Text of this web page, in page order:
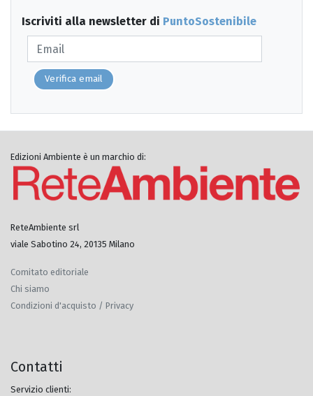
Iscriviti alla newsletter di PuntoSostenibile
Verifica email
Edizioni Ambiente è un marchio di:
ReteAmbiente srl
viale Sabotino 24, 20135 Milano
Comitato editoriale
Chi siamo
Condizioni d'acquisto / Privacy
Contatti
Servizio clienti: